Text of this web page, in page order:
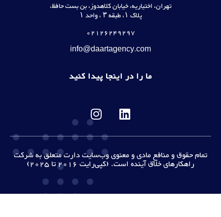
تهران، اختیاریه، خیابان کلاهدوز، بن بست حافظ،
پلاک ۱، طبقه ۳ ، واحد ۱
02126249297
info@daartagency.com
ما را در اینجا پیدا کنید
تمام حقوق و منافعِ مادی و معنوی وب‌سایت دارت متعلق به شرکت
راهکارهای خلاق آینده است. (کپی‌رایت 2016 تا 2025)